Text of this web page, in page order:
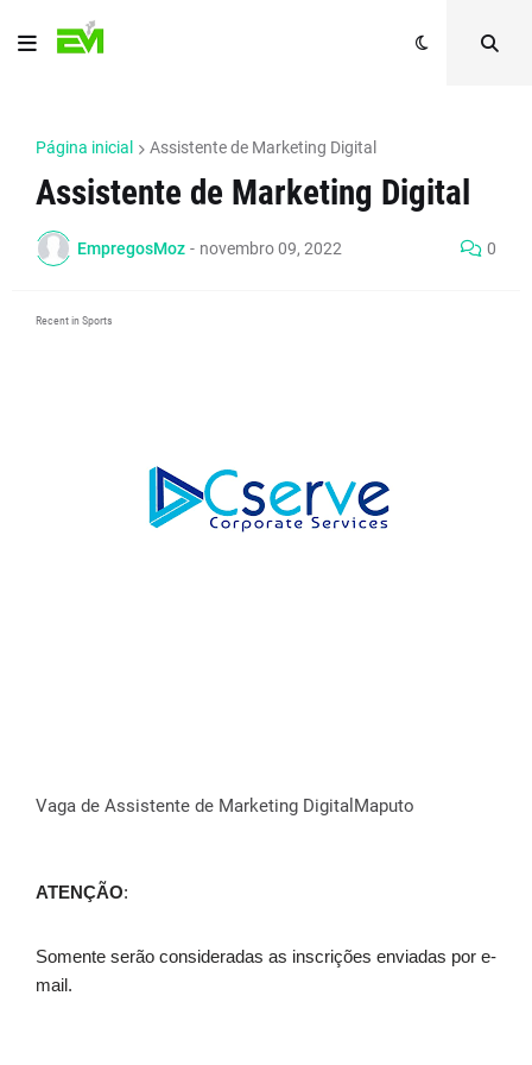
Página inicial Assistente de Marketing Digital
Assistente de Marketing Digital
EmpregosMoz - novembro 09, 2022 0
Recent in Sports
Vaga de Assistente de Marketing DigitalMaputo
ATENÇÃO:
Somente serão consideradas as inscrições enviadas por e-
mail.